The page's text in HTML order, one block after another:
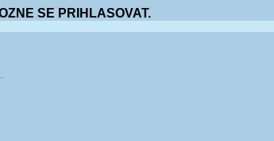
SE PRIHLASOVAT.